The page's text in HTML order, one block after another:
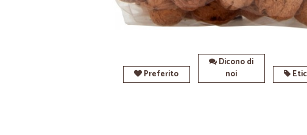
Preferito
Dicono di
noi